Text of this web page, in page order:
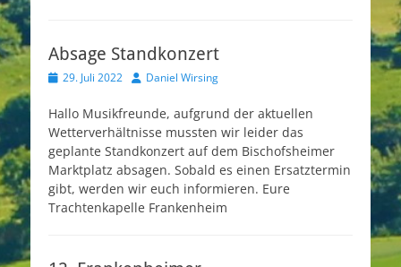
Absage Standkonzert
Veröffentlicht
29. Juli 2022 AutorDaniel Wirsing
Hallo Musikfreunde, aufgrund der aktuellen
Wetterverhältnisse mussten wir leider das
geplante Standkonzert auf dem Bischofsheimer
Marktplatz absagen. Sobald es einen Ersatztermin
gibt, werden wir euch informieren. Eure
Trachtenkapelle Frankenheim